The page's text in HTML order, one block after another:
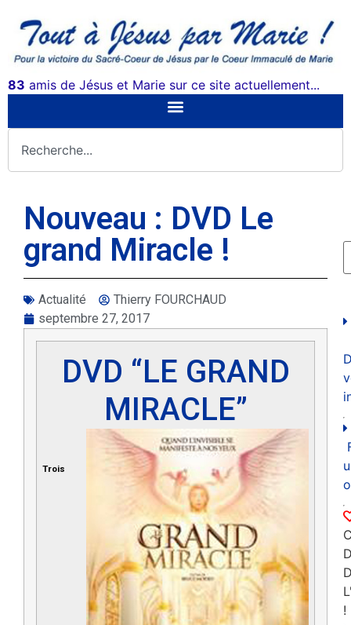
83 amis de Jésus et Marie sur ce site actuellement...
Nouveau : DVD Le
grand Miracle !
Actualité
Thierry FOURCHAUD
septembre 27, 2017
DVD “LE GRAND
MIRACLE”
Trois
!